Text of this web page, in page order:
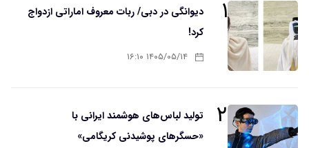
۱
دیوانگی در دبی/ ربات معروف اماراتی ازدواج
کرد!
۱۴۰۵/۰۵/۱۴ ۱۶:۱۰
۲
تولید لباس‌های هوشمند ایرانی با
«حسگرهای پوشیدنی کریگامی»